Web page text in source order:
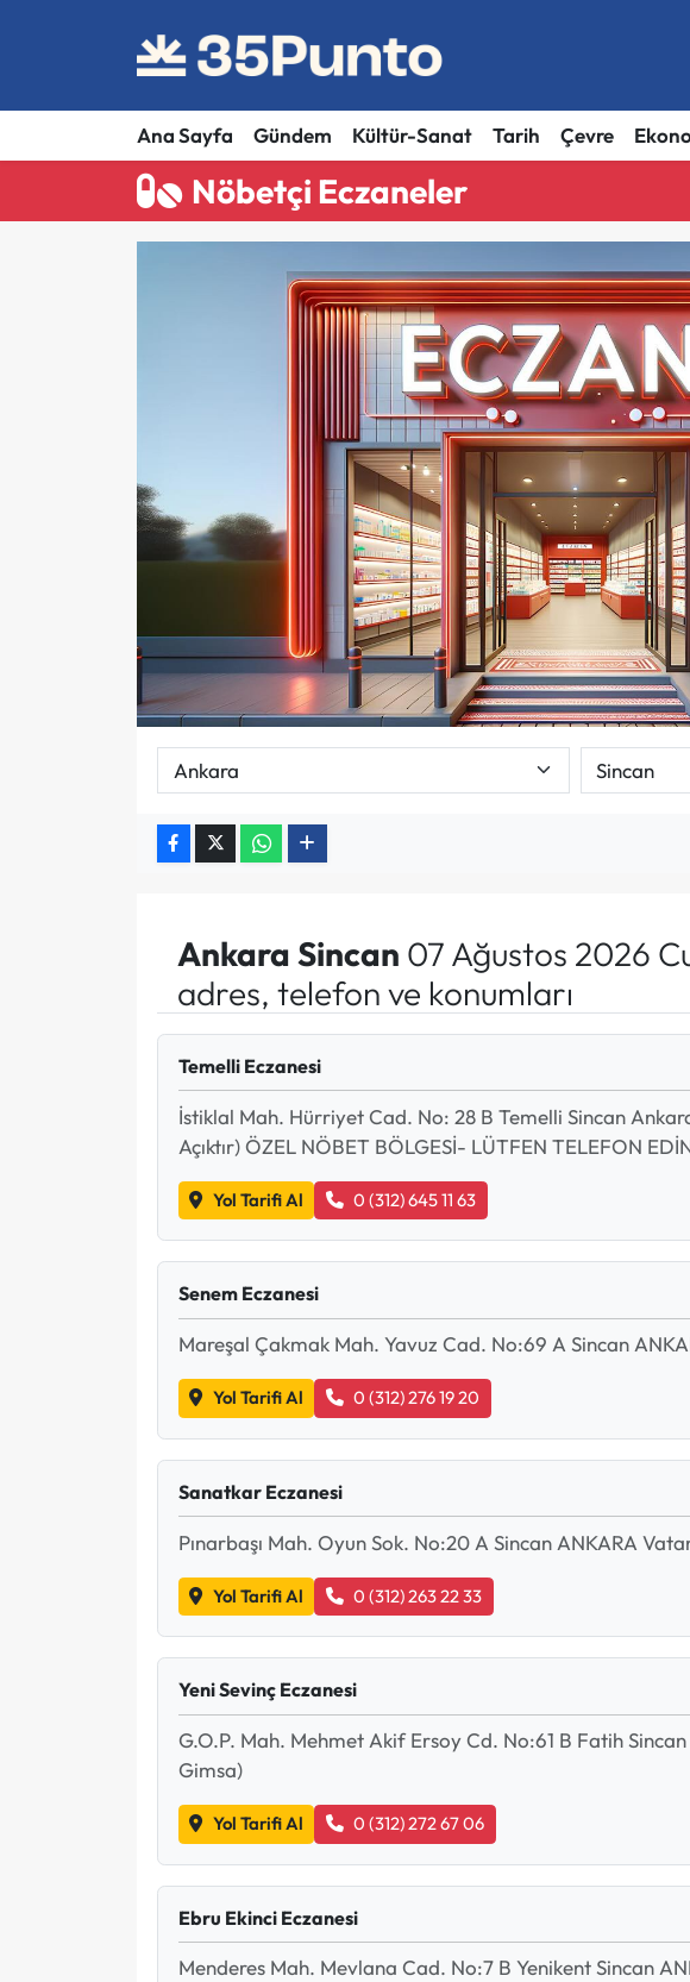
Ana Sayfa Gündem Kültür-Sanat Tarih Çevre
Nöbetçi Eczaneler
Ankara Sincan 07 Ağustos 2026
adres, telefon ve konumları
Temelli Eczanesi
İstiklal Mah. Hürriyet Cad. No: 28 B Temelli Sincan
Açıktır) ÖZEL NÖBET BÖLGESİ- LÜTFEN TELEFON
Yol Tarifi Al 0 (312) 645 11 63
Senem Eczanesi
Mareşal Çakmak Mah. Yavuz Cad. No:69 A Sincan
Yol Tarifi Al 0 (312) 276 19 20
Sanatkar Eczanesi
Pınarbaşı Mah. Oyun Sok. No:20 A Sincan ANKARA
Yol Tarifi Al 0 (312) 263 22 33
Yeni Sevinç Eczanesi
G.O.P. Mah. Mehmet Akif Ersoy Cd. No:61 B Fatih Sincan
Gimsa)
Yol Tarifi Al 0 (312) 272 67 06
Ebru Ekinci Eczanesi
Menderes Mah. Mevlana Cad. No:7 B Yenikent Sincan